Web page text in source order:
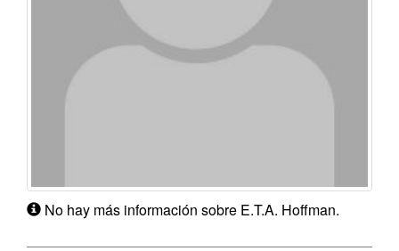
No hay más información sobre E.T.A. Hoffman.